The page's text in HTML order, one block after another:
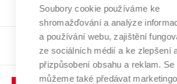
Odpovědnost:
Soubory cookie používáme ke
shromažďování a analýze
a používání webu, zajištění
ze sociálních médií a ke zlepšení
přizpůsobení obsahu a reklam. Se
můžeme také předávat